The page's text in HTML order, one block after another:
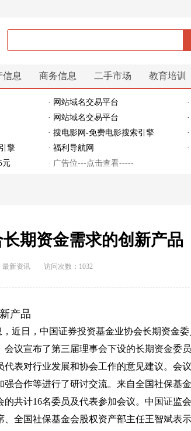
信息 商务信息 二手市场 教育培训
· 网站域名交易平台 ·
· 网站域名交易平台
· 搜电影网-免费电影搜索引擎
擎 · 福利导航网
元 · 广告位---点击查看-----
期资金需求的创新产品
最新资讯 访问次数：1032
产品
日，中国证券投资基金业协会长期资金委
宣布了第三届理事会下设的长期资金委
表对行业发展和协会工作的意见建议。会
合作等进行了研讨交流。来自全国社保基
共计16名委员及代表参加会议。中国证监
国社保基金会股权资产部主任王智斌表